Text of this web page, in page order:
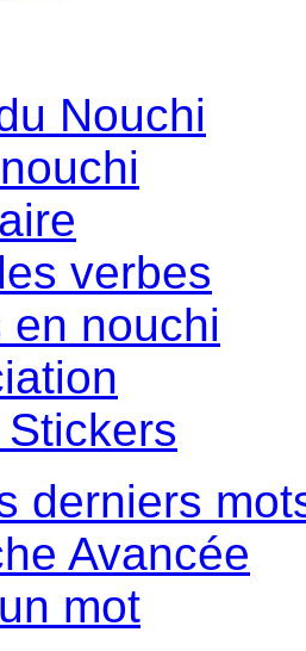
Nouchi
verbes
en nouchi
derniers
Avancée
mot